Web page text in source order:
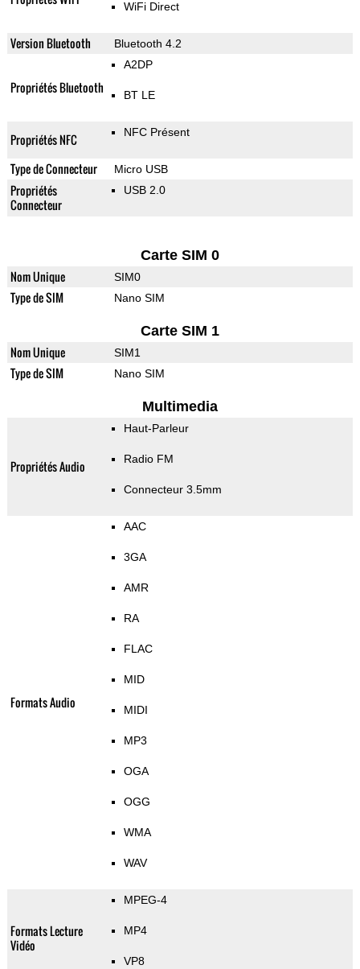
WiFi Direct
Version Bluetooth Bluetooth 4.2
Propriétés Bluetooth
A2DP
BT LE
Propriétés NFC NFC Présent
Type de Connecteur Micro USB
Propriétés
Connecteur
USB 2.0
Carte SIM 0
Nom Unique SIM0
Type de SIM Nano SIM
Carte SIM 1
Nom Unique SIM1
Type de SIM Nano SIM
Multimedia
Propriétés Audio
Haut-Parleur
Radio FM
Connecteur 3.5mm
Formats Audio
AAC
3GA
AMR
RA
FLAC
MID
MIDI
MP3
OGA
OGG
WMA
WAV
Formats Lecture
Vidéo
MPEG-4
MP4
VP8